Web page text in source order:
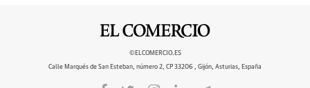
©ELCOMERCIO.ES
Calle Marqués de San Esteban, número 2, CP 33206 , Gijón, Asturias, España